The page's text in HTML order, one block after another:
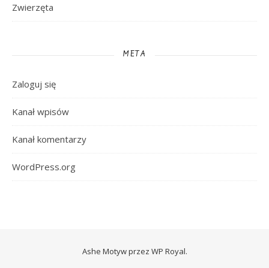
Zwierzęta
META
Zaloguj się
Kanał wpisów
Kanał komentarzy
WordPress.org
Ashe Motyw przez WP Royal.